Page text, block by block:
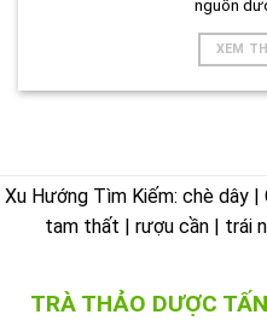
nguồn
XEM
Xu Hướng Tìm Kiếm: chè dây |
tam thất | rượu cần | trái
TRÀ THẢO DƯỢC